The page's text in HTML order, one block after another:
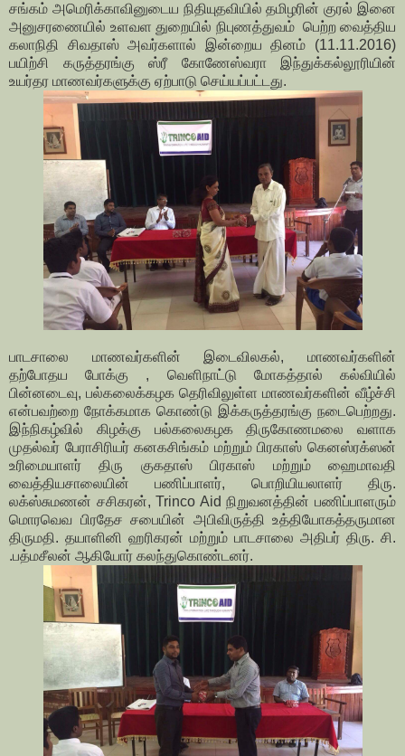
சங்கம் அமெரிக்காவினுடைய நிதியுதவியில் தமிழரின் குரல் இனை
அனுசரணையில் உளவள துறையில் நிபுணத்துவம் பெற்ற வைத்திய
கலாநிதி சிவதாஸ் அவர்களால் இன்றைய தினம் (11.11.2016)
பயிற்சி கருத்தரங்கு ஸ்ரீ கோணேஸ்வரா இந்துக்கல்லூரியின்
உயர்தர மாணவர்களுக்கு ஏற்பாடு செய்யப்பட்டது.
பாடசாலை மாணவர்களின் இடைவிலகல், மாணவர்களின்
தற்போதய போக்கு , வெளிநாட்டு மோகத்தால் கல்வியில்
பின்னடைவு, பல்கலைக்கழக தெரிவிலுள்ள மாணவர்களின் வீழ்ச்சி
என்பவற்றை நோக்கமாக கொண்டு இக்கருத்தரங்கு நடைபெற்றது.
இந்நிகழ்வில் கிழக்கு பல்கலைகழக திருகோணமலை வளாக
முதல்வர் பேராசிரியர் கனகசிங்கம் மற்றும் பிரகாஸ் கெனஸ்ரக்ஸன்
உரிமையாளர் திரு குகதாஸ் பிரகாஸ் மற்றும் ஹைமாவதி
வைத்தியசாலையின் பணிப்பாளர், பொறியியலாளர் திரு.
லக்ஸ்சுமணன் சசிகரன், Trinco Aid நிறுவனத்தின் பணிப்பாளரும்
மொரவெவ பிரதேச சபையின் அபிவிருத்தி உத்தியோகத்தருமான
திருமதி. தயாளினி ஹரிகரன் மற்றும் பாடசாலை அதிபர் திரு. சி.
.பத்மசீலன் ஆகியோர் கலந்துகொண்டனர்.